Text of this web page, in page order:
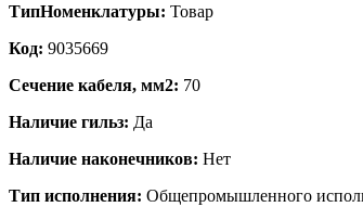
ТипНоменклатуры: Товар
Код: 9035669
Сечение кабеля, мм2: 70
Наличие гильз: Да
Наличие наконечников: Нет
Тип исполнения: Общепромышленного